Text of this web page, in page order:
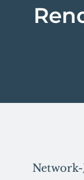
Kontakt
Network-